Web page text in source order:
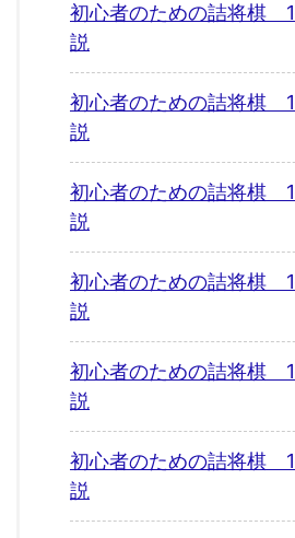
初心者のための詰将棋
説
初心者のための詰将棋
説
初心者のための詰将棋
説
初心者のための詰将棋
説
初心者のための詰将棋
説
初心者のための詰将棋
説